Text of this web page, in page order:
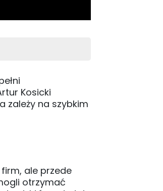
Kosicki
zależy na szybkim
ale przede
otrzymać